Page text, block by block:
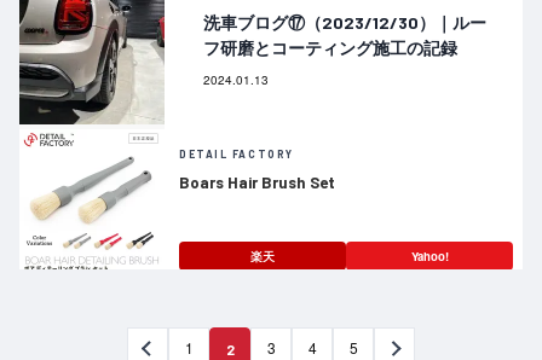
洗車ブログ⑰（2023/12/30）｜ルー
フ研磨とコーティング施工の記録
2024.01.13
DETAIL FACTORY
Boars Hair Brush Set
楽天 Yahoo!
1 2 3 4 5